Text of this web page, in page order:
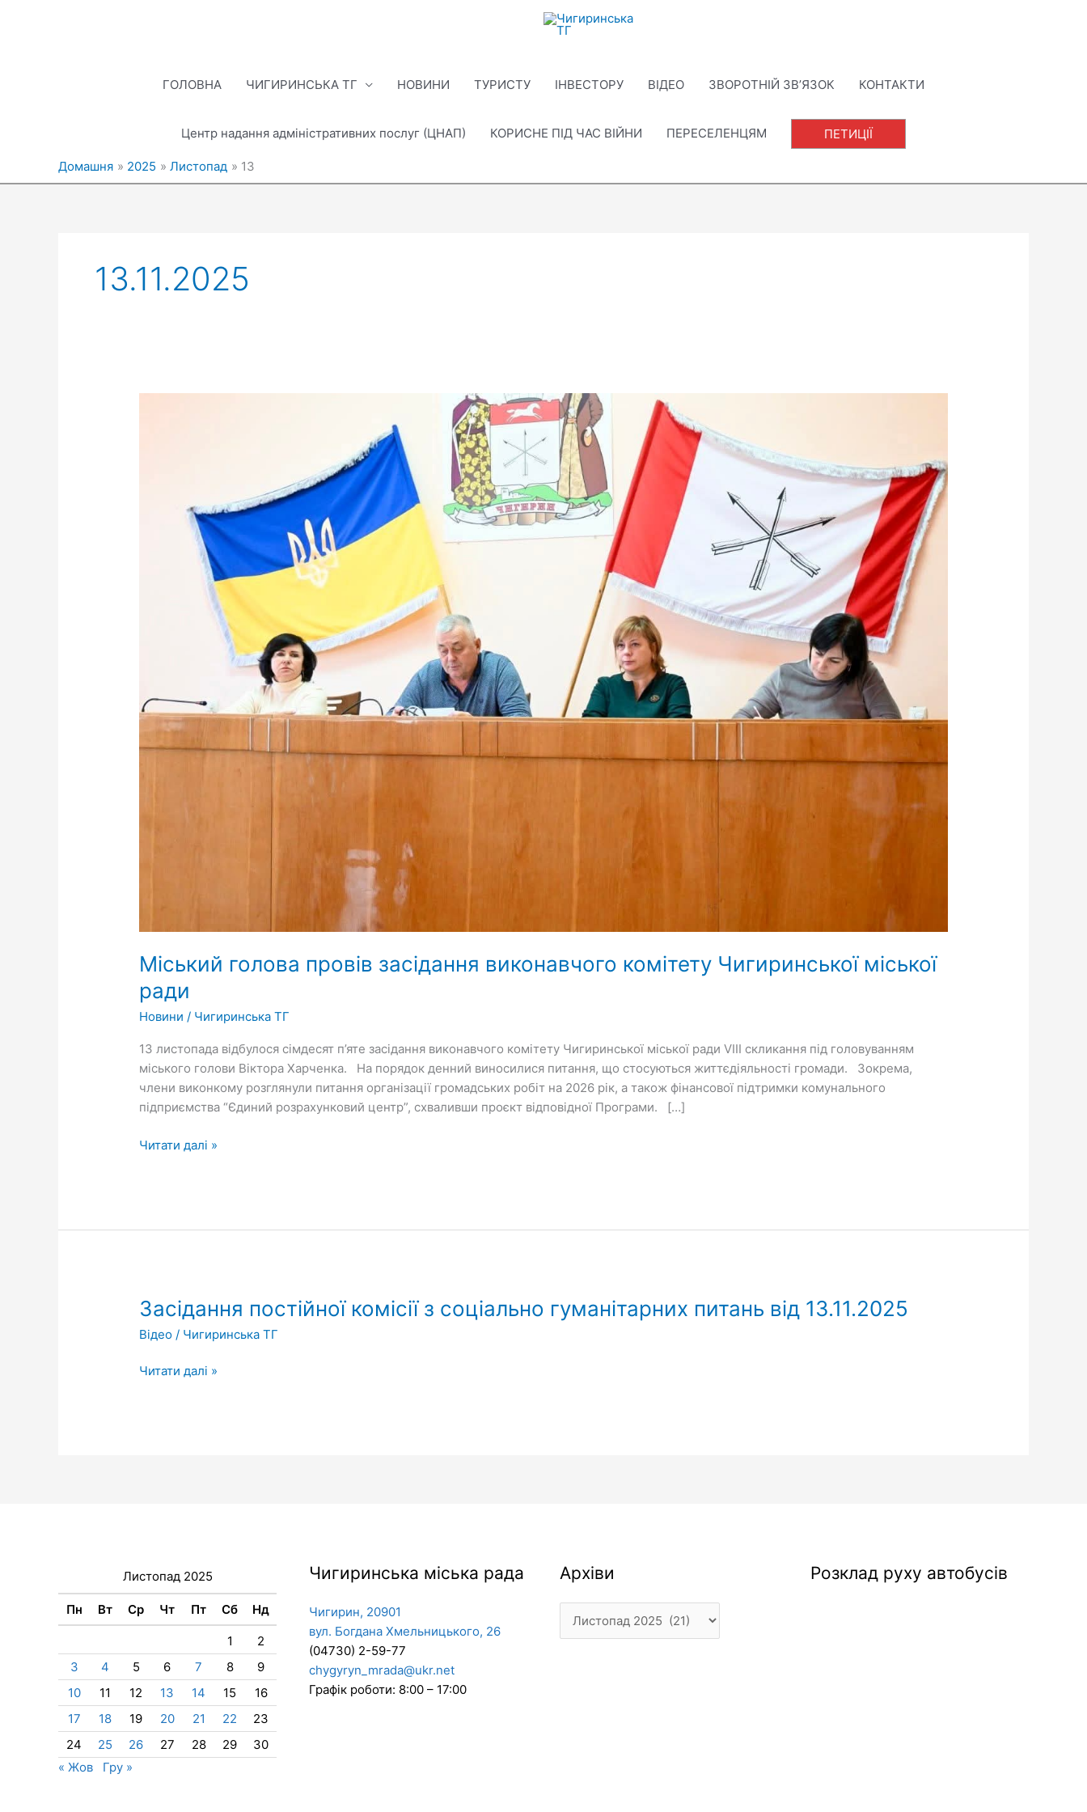
ГОЛОВНА ЧИГИРИНСЬКА ТГ НОВИНИ ТУРИСТУ ІНВЕСТОРУ ВІДЕО ЗВОРОТНІЙ ЗВ’ЯЗОК КОНТАКТИ
Центр надання адміністративних послуг (ЦНАП) КОРИСНЕ ПІД ЧАС ВІЙНИ ПЕРЕСЕЛЕНЦЯМ ПЕТИЦІЇ
Домашня 2025 Листопад 13
13.11.2025
Міський голова провів засідання виконавчого комітету Чигиринської міської
ради
Новини / Чигиринська ТГ
13 листопада відбулося сімдесят п’яте засідання виконавчого комітету Чигиринської міської ради VIII скликання під головуванням
міського голови Віктора Харченка. На порядок денний виносилися питання, що стосуються життєдіяльності громади. Зокрема,
члени виконкому розглянули питання організації громадських робіт на 2026 рік, а також фінансової підтримки комунального
підприємства “Єдиний розрахунковий центр”, схваливши проєкт відповідної Програми. […]
Чигиринської
Читати далі »
Засідання постійної комісії з соціально гуманітарних питань від 13.11.2025
Відео / Чигиринська ТГ
Засідання
постійної
комісії
соціально
Читати далі »
Листопад 2025
Пн Вт Ср Чт Пт Сб Нд
1
2
3
4 5 6 7 8
9
10
11 12 13 14 15
16
17
18 19 20 21 22
23
24
25 26 27 28 29
30
« Жов
Гру »
Чигиринська міська рада
Чигирин, 20901
вул. Богдана Хмельницького, 26
(04730) 2-59-77
chygyryn_mrada@ukr.net
Графік роботи: 8:00 – 17:00
Архіви
Архіви Розклад руху автобусів